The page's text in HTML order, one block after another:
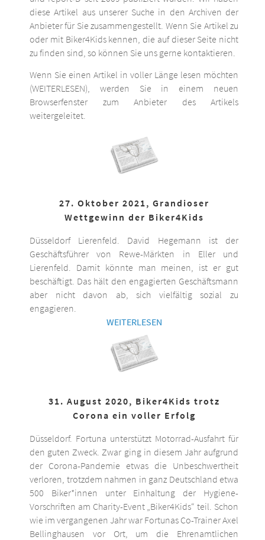
diese Artikel aus unserer Suche in den Archiven der
Anbieter für Sie zusammengestellt. Wenn Sie Artikel zu
oder mit Biker4Kids kennen, die auf dieser Seite nicht
zu finden sind, so können Sie uns gerne kontaktieren.
Wenn Sie einen Artikel in voller Länge lesen möchten
(WEITERLESEN), werden Sie in einem neuen
Browserfenster zum Anbieter des Artikels
weitergeleitet.
27. Oktober 2021, Grandioser
Wettgewinn der Biker4Kids
Düsseldorf Lierenfeld. David Hegemann ist der
Geschäftsführer von Rewe-Märkten in Eller und
Lierenfeld. Damit könnte man meinen, ist er gut
beschäftigt. Das hält den engagierten Geschäftsmann
aber nicht davon ab, sich vielfältig sozial zu
engagieren.
WEITERLESEN
31. August 2020, Biker4Kids trotz
Corona ein voller Erfolg
Düsseldorf. Fortuna unterstützt Motorrad-Ausfahrt für
den guten Zweck. Zwar ging in diesem Jahr aufgrund
der Corona-Pandemie etwas die Unbeschwertheit
verloren, trotzdem nahmen in ganz Deutschland etwa
500 Biker*innen unter Einhaltung der Hygiene-
Vorschriften am Charity-Event „Biker4Kids“ teil. Schon
wie im vergangenen Jahr war Fortunas Co-Trainer Axel
Bellinghausen vor Ort, um die Ehrenamtlichen